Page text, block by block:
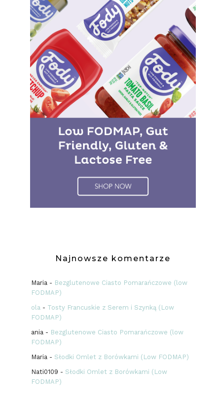
Najnowsze komentarze
Maria- Bezglutenowe Ciasto Pomarańczowe (low
FODMAP)
ola- Tosty Francuskie z Serem i Szynką (Low
FODMAP)
ania- Bezglutenowe Ciasto Pomarańczowe (low
FODMAP)
Maria- Słodki Omlet z Borówkami (Low FODMAP)
Nati0109 - Słodki Omlet z Borówkami (Low
FODMAP)